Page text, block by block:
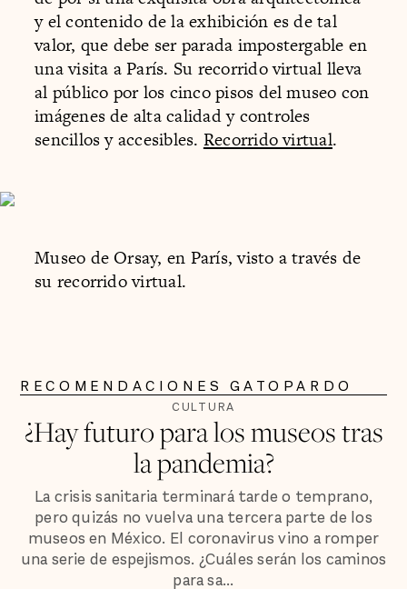
y el contenido de la exhibición es de tal
valor, que debe ser parada impostergable en
una visita a París. Su recorrido virtual lleva
al público por los cinco pisos del museo con
imágenes de alta calidad y controles
sencillos y accesibles. Recorrido virtual.
Museo de Orsay, en París, visto a través de
su recorrido virtual.
RECOMENDACIONES GATOPARDO
CULTURA
¿Hay futuro para los museos tras
la pandemia?
La crisis sanitaria terminará tarde o temprano,
pero quizás no vuelva una tercera parte de los
museos en México. El coronavirus vino a romper
una serie de espejismos. ¿Cuáles serán los caminos
para sa...